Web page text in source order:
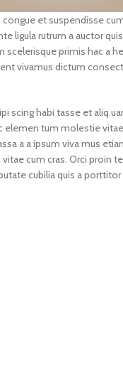
et suspendisse
ligula rutrum a auctor
primis hac a
vivamus dictum
scing habi tasse et aliq
elemen tum molestie
a a ipsum viva mus
cum cras. Orci proin
cubilia quis a porttitor